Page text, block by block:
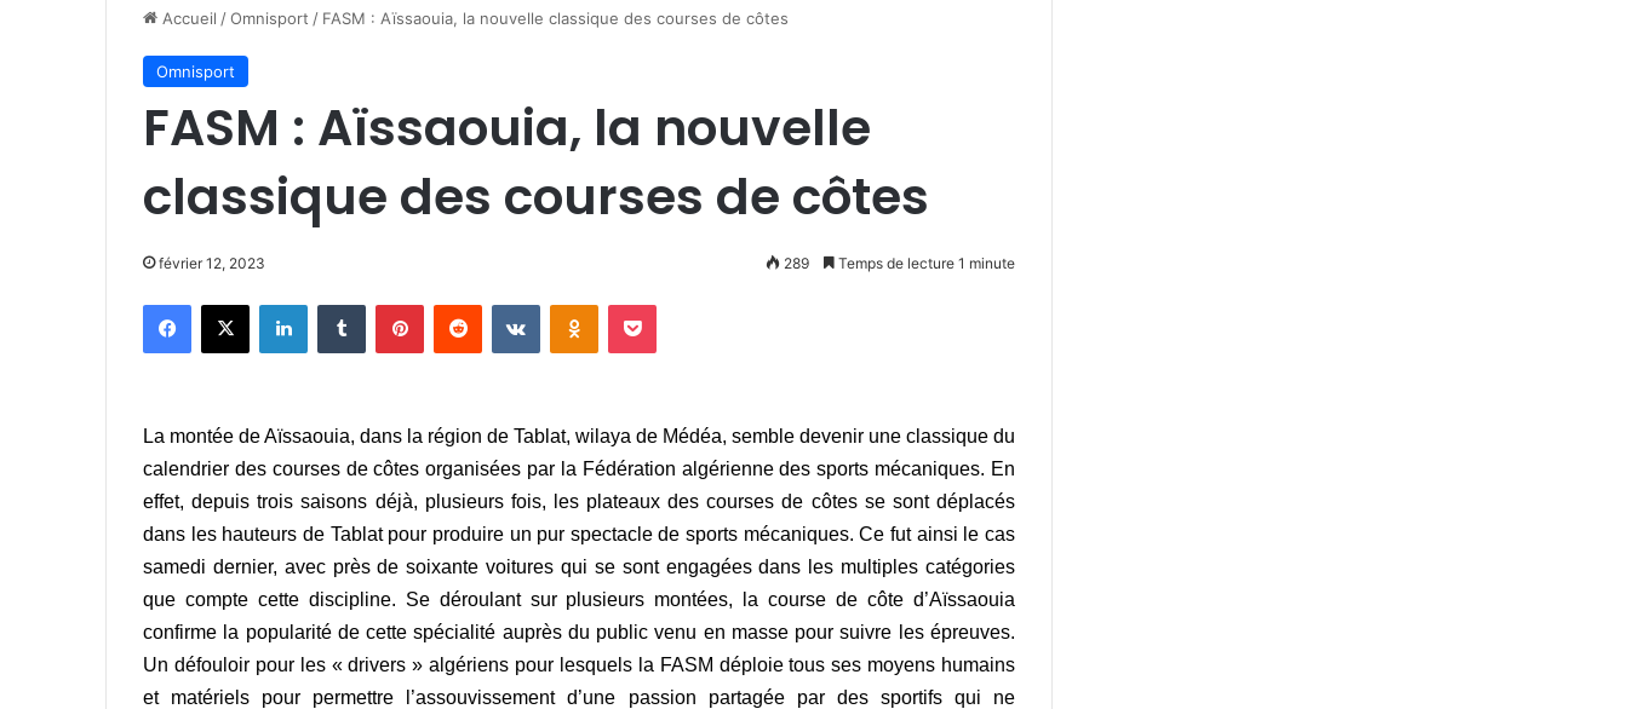
Accueil /Omnisport / FASM : Aïssaouia, la nouvelle classique des courses de côtes
Omnisport
FASM : Aïssaouia, la nouvelle
classique des courses de côtes
février 12, 2023 289 Temps de lecture 1 minute
Facebook
X LinkedinTumblr PinterestReddit VKontakteOdnoklassniki
Pocket
La montée de Aïssaouia, dans la région de Tablat, wilaya de Médéa, semble devenir une classique du
calendrier des courses de côtes organisées par la Fédération algérienne des sports mécaniques. En
effet, depuis trois saisons déjà, plusieurs fois, les plateaux des courses de côtes se sont déplacés
dans les hauteurs de Tablat pour produire un pur spectacle de sports mécaniques. Ce fut ainsi le cas
samedi dernier, avec près de soixante voitures qui se sont engagées dans les multiples catégories
que compte cette discipline. Se déroulant sur plusieurs montées, la course de côte d’Aïssaouia
confirme la popularité de cette spécialité auprès du public venu en masse pour suivre les épreuves.
Un défouloir pour les « drivers » algériens pour lesquels la FASM déploie tous ses moyens humains
et matériels pour permettre l’assouvissement d’une passion partagée par des sportifs qui ne